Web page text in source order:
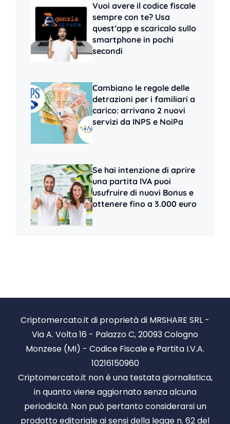
Vuoi avere il codice fiscale
sempre con te? Usa
quest’app e scaricalo sullo
smartphone in pochi
secondi
Cambiano le regole delle
detrazioni per i familiari a
carico: arrivano 2 nuovi
servizi da INPS e NoiPa
Se hai intenzione di aprire
una partita IVA puoi
usufruire di nuovi Bonus e
ottenere fino a 3.000 euro
Criptomercato.it di proprietà di MRSHARE SRL -
Via A. Volta 16 - Palazzo C, 20093 Cologno
Monzese (MI) - Codice Fiscale e Partita I.V.A.
10216150960
Criptomercato.it non è una testata giornalistica,
in quanto viene aggiornato senza alcuna
periodicità. Non può pertanto considerarsi un
prodotto editoriale ai sensi della legge n. 62 del